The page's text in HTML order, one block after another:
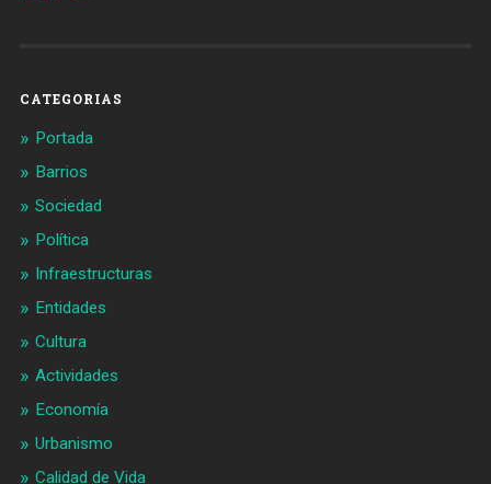
CATEGORIAS
Portada
Barrios
Sociedad
Política
Infraestructuras
Entidades
Cultura
Actividades
Economía
Urbanismo
Calidad de Vida